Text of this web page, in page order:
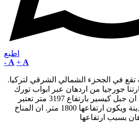
اطبع
- A + A
تقع في الجحزء الشمالي الشرقي لتركيا.
جورجيا من اردهان عبر ابواب تورك
غوزو واكتاش الحدوديتان. ان جبل كيسير بارتفاع 3197 متر تعتبر
اعلى نقطعة معروفة للمدينة ويكون ارتفاعها 1800 متر. ان المناخ